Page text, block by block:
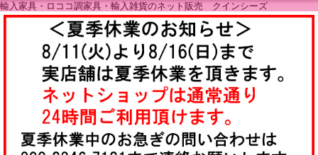
輸入家具・ロココ調家具・輸入雑貨のネット販売 クインシーズ